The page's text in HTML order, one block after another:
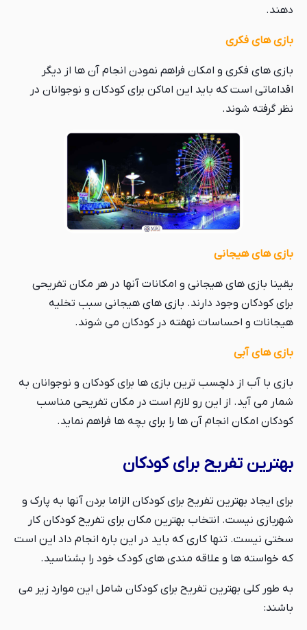
دهند.
بازی های فکری
بازی های فکری و امکان فراهم نمودن انجام آن ها از دیگر
اقداماتی است که باید این اماکن برای کودکان و نوجوانان در
نظر گرفته شوند.
بازی های هیجانی
یقینا بازی های هیجانی و امکانات آنها در هر مکان تفریحی
برای کودکان وجود دارند. بازی های هیجانی سبب تخلیه
هیجانات و احساسات نهفته در کودکان می شوند.
بازی های آبی
بازی با آب از دلچسب ترین بازی ها برای کودکان و نوجوانان به
شمار می آید. از این رو لازم است در مکان تفریحی مناسب
کودکان امکان انجام آن ها را برای بچه ها فراهم نماید.
بهترین تفریح برای کودکان
برای ایجاد بهترین تفریح برای کودکان الزاما بردن آنها به پارک و
شهربازی نیست. انتخاب بهترین مکان برای تفریح کودکان کار
سختی نیست. تنها کاری که باید در این باره انجام داد این است
که خواسته ها و علاقه مندی های کودک خود را بشناسید.
به طور کلی بهترین تفریح برای کودکان شامل این موارد زیر می
باشند: